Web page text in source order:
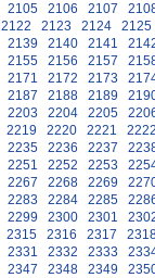
2105 2106 2107
2122 2123 2124
2125
2139 2140 2141
2155 2156 2157
2171 2172 2173
2187 2188 2189
2203 2204 2205
2219 2220 2221
2235 2236 2237
2251 2252 2253
2267 2268 2269
2283 2284 2285
2299 2300 2301
2315 2316 2317
2331 2332 2333
2347 2348 2349